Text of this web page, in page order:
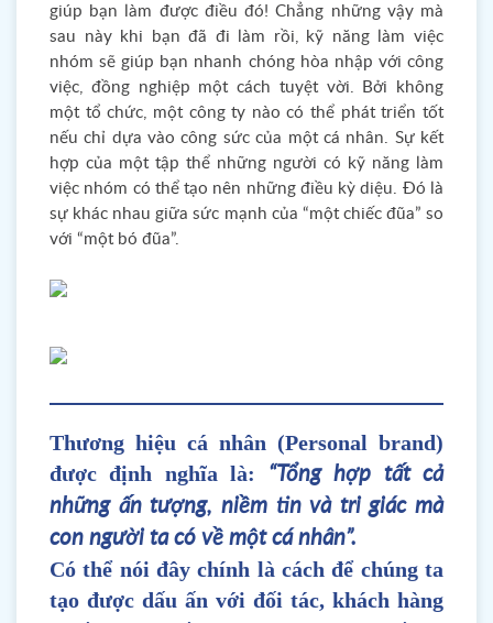
giúp bạn làm được điều đó! Chẳng những vậy mà
sau này khi bạn đã đi làm rồi, kỹ năng làm việc
nhóm sẽ giúp bạn nhanh chóng hòa nhập với công
việc, đồng nghiệp một cách tuyệt vời. Bởi không
một tổ chức, một công ty nào có thể phát triển tốt
nếu chỉ dựa vào công sức của một cá nhân. Sự kết
hợp của một tập thể những người có kỹ năng làm
việc nhóm có thể tạo nên những điều kỳ diệu. Đó là
sự khác nhau giữa sức mạnh của “một chiếc đũa” so
với “một bó đũa”.
Thương hiệu cá nhân (Personal brand)
được định nghĩa là:
“Tổng hợp tất cả
những ấn tượng, niềm tin và tri giác mà
con người ta có về một cá nhân”.
Có thể nói đây chính là cách để chúng ta
tạo được dấu ấn với đối tác, khách hàng